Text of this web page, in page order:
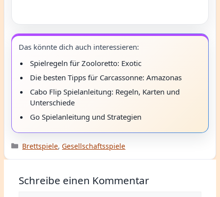
Das könnte dich auch interessieren:
Spielregeln für Zooloretto: Exotic
Die besten Tipps für Carcassonne: Amazonas
Cabo Flip Spielanleitung: Regeln, Karten und
Unterschiede
Go Spielanleitung und Strategien
Kategorien
Brettspiele,Gesellschaftsspiele
Schreibe einen Kommentar